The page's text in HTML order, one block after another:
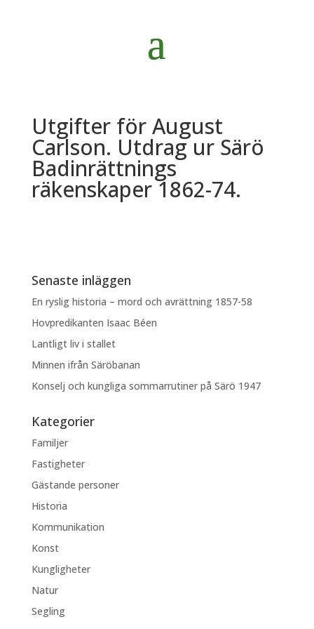
Utgifter för August
Carlson. Utdrag ur Särö
Badinrättnings
räkenskaper 1862-74.
Senaste inläggen
En ryslig historia – mord och avrättning 1857-58
Hovpredikanten Isaac Béen
Lantligt liv i stallet
Minnen ifrån Säröbanan
Konselj och kungliga sommarrutiner på Särö 1947
Kategorier
Familjer
Fastigheter
Gästande personer
Historia
Kommunikation
Konst
Kungligheter
Natur
Segling